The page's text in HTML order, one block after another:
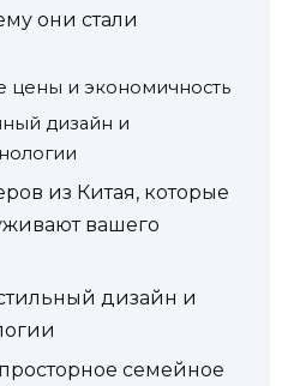
они стали
цены и экономичность
дизайн и
из Китая, которые
вашего
дизайн и
семейное